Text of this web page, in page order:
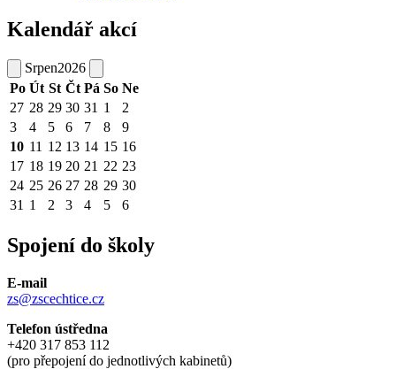
Kalendář akcí
Srpen2026
Po Út St Čt Pá So Ne
27 28 29 30 31 1
2
3
4 5 6 7 8
9
10 11 12 13 14 15 16
17 18 19 20 21 22 23
24 25 26 27 28 29 30
31 1 2 3 4 5 6
Spojení do školy
E-mail
zs@zscechtice.cz
Telefon ústředna
+420 317 853 112
(pro přepojení do jednotlivých kabinetů)